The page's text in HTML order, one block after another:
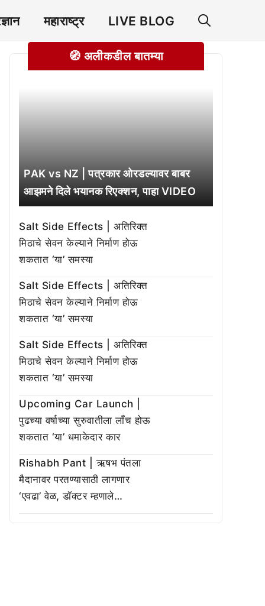
महाराष्ट्र LIVE BLOG
🧭 अलीकडील बातम्या
PAK vs NZ | पत्रकार ओरडल्यावर बाबर
आझमने दिले भयानक रिएक्शन, पाहा VIDEO
Salt Side Effects | अतिरिक्त
मिठाचे सेवन केल्याने निर्माण होऊ
शकतात ‘या’ समस्या
Salt Side Effects | अतिरिक्त
मिठाचे सेवन केल्याने निर्माण होऊ
शकतात ‘या’ समस्या
Salt Side Effects | अतिरिक्त
मिठाचे सेवन केल्याने निर्माण होऊ
शकतात ‘या’ समस्या
Upcoming Car Launch |
पुढच्या वर्षाच्या सुरुवातीला लाँच होऊ
शकतात ‘या’ धमाकेदार कार
Rishabh Pant | ऋषभ पंतला
मैदानावर परतण्यासाठी लागणार
‘एवढा’ वेळ, डॉक्टर म्हणाले…